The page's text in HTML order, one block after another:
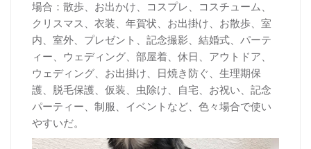
場合：散歩、お出かけ、コスプレ、コスチューム、
クリスマス、衣装、年賀状、お出掛け、お散歩、室
内、室外、プレゼント、記念撮影、結婚式、パーテ
ィー、ウェディング、部屋着、休日、アウトドア、
ウェディング、お出掛け、日焼き防ぐ、生理期保
護、脱毛保護、仮装、虫除け、自宅、お祝い、記念
パーティー、制服、イベントなど、色々場合で使い
やすいだ。